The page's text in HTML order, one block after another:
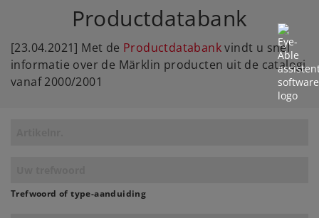
Productdatabank
[23.04.2021] Met de Productdatabankvindt u snel
informatie over de Märklin producten uit de catalogi
vanaf 2000/2001
Trefwoord of type-aanduiding